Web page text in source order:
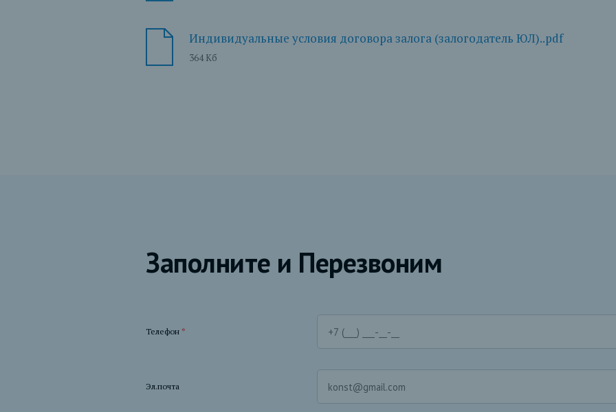
Индивидуальные условия договора залога (залогодатель ЮЛ)..pdf
364 Кб
Заполните и Перезвоним
Телефон *
Эл.почта